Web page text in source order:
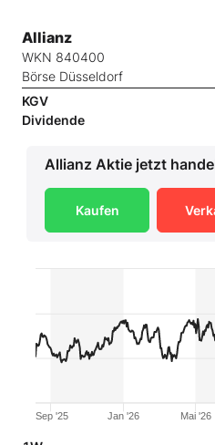
Allianz
WKN 840400
Börse Düsseldorf
KGV
Dividende
Allianz Aktie jetzt
Kaufen
Jan '26
Sep '25 Mai '26